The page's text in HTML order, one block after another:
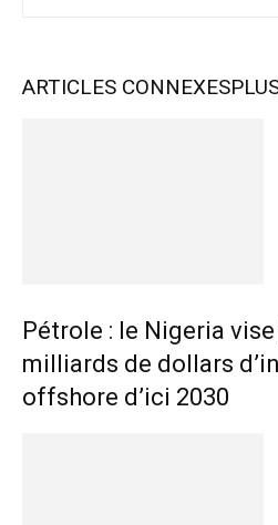
ARTICLES CONNEXES
Pétrole : le Nigeria vise
milliards de dollars
offshore d’ici 2030